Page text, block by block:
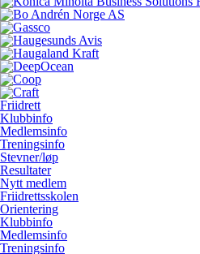
Friidrett
Klubbinfo
Medlemsinfo
Treningsinfo
Stevner/løp
Resultater
Nytt medlem
Friidrettsskolen
Orientering
Klubbinfo
Medlemsinfo
Treningsinfo